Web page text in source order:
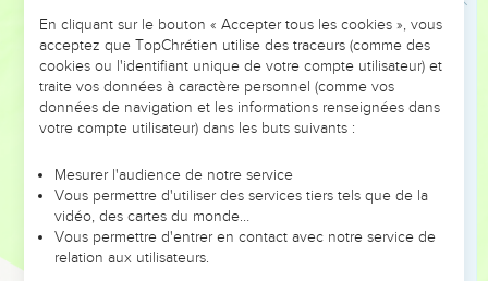
car c'est par la vie que le sang fait l'expiation.
C'est pourquoi j'ai dit aux Israélites : ‘Aucun de vous ne
mangera du sang, même l'étranger en séjour parmi vous ne
mangera pas de sang.’
Si un Israélite ou un étranger en séjour parmi eux prend à
le sang et le couvrira de poussière.
En effet, la vie de tout être, c'est son sang, qui est en lui.
C'est pourquoi j'ai dit aux Israélites : ‘Vous ne mangerez le
sang d'aucune créature, car la vie de tout être, c'est son
En cliquant sur le bouton « Accepter tous les cookies », vous
acceptez que TopChrétien utilise des traceurs (comme des
cookies ou l'identifiant unique de votre compte utilisateur) et
traite vos données à caractère personnel (comme vos
données de navigation et les informations renseignées dans
votre compte utilisateur) dans les buts suivants :
Mesurer l'audience de notre service
Vous permettre d'utiliser des services tiers tels que de la
vidéo, des cartes du monde…
Vous permettre d'entrer en contact avec notre service de
relation aux utilisateurs.